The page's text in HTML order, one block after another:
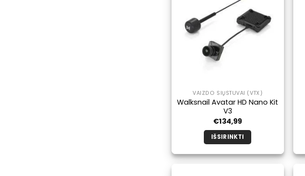
VAIZDO SIŲSTUVAI (VTX)
Walksnail Avatar HD Nano Kit
V3
€134,99
IŠSIRINKTI
produktas